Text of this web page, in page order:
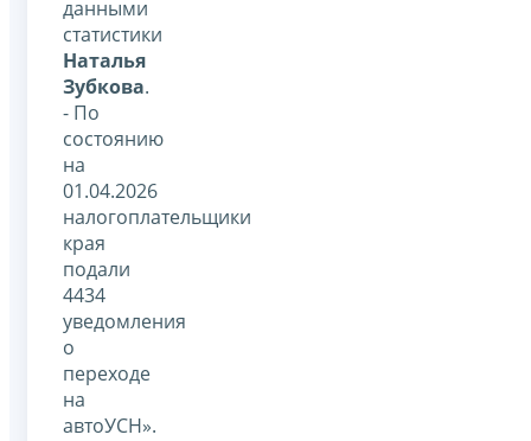
данными
статистики
Наталья
Зубкова.
- По
состоянию
на
01.04.2026
налогоплательщики
края
подали
4434
уведомления
о
переходе
на
автоУСН».